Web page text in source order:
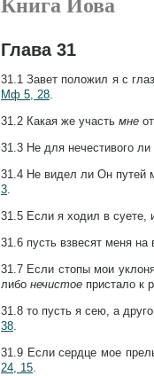
Книга Иова
Глава 31
31.1Завет положил я с
Мф 5, 28.
31.2 Какая же участь мне
31.3 Не для нечестивого
31.4 Не видел ли Он путей
3.
31.5 Если я ходил в суете,
31.6 пусть взвесят меня
31.7 Если стопы мои
либо нечистое пристало к
31.8 то пусть я сею, а
38.
31.9 Если сердце мое
24, 15.